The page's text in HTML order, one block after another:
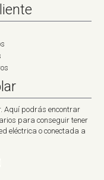
Aquí podrás encontrar
para conseguir tener
eléctrica o conectada a